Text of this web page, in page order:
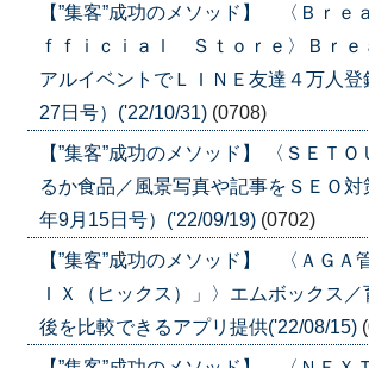
【”集客”成功のメソッド】 〈Ｂｒ
ｆｆｉｃｉａｌ Ｓｔｏｒｅ〉Ｂｒｅ
アルイベントでＬＩＮＥ友達４万人登
27日号）('22/10/31) (0708)
【”集客”成功のメソッド】 〈ＳＥＴＯ
るか食品／風景写真や記事をＳＥＯ
年9月15日号）('22/09/19) (0702)
【”集客”成功のメソッド】 〈ＡＧＡ
ＩＸ（ヒックス）」〉エムボックス
後を比較できるアプリ提供('22/08/15)